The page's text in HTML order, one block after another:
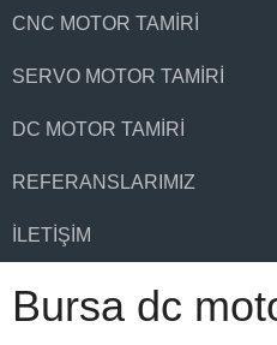
CNC MOTOR TAMIRI
SERVO MOTOR TAMIRI
DC MOTOR TAMIRI
REFERANSLARIMIZ
İLETIŞIM
Bursa dc